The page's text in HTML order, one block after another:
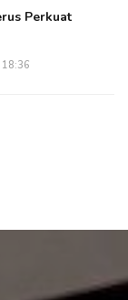
Perkuat